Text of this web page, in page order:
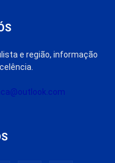
e região, informação